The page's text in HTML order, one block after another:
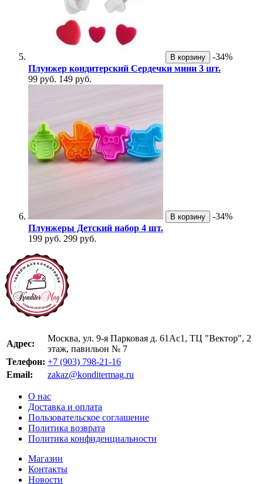
В корзину
-34%
Плунжер кондитерский Сердечки мини 3 шт.
99 руб. 149 руб.
В корзину
-34%
Плунжеры Детский набор 4 шт.
199 руб. 299 руб.
Адрес:
Москва, ул. 9-я Парковая д. 61Ас1, ТЦ "Вектор", 2
этаж, павильон № 7
Телефон: +7 (903) 798-21-16
Email:
zakaz@konditermag.ru
О нас
Доставка и оплата
Пользовательское соглашение
Политика возврата
Политика конфиденциальности
Магазин
Контакты
Новости